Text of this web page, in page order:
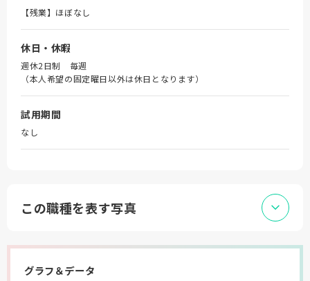
【残業】ほぼなし
休日・休暇
週休2日制 毎週
（本人希望の固定曜日以外は休日となります）
試用期間
なし
この職種を表す写真
グラフ＆データ